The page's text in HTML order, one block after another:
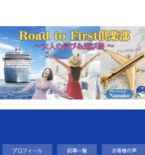
プロフィール 記事一覧 お客様の声